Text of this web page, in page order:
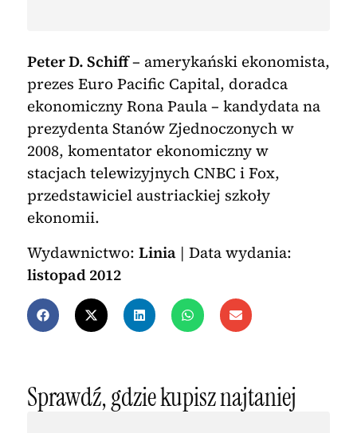
Peter D. Schiff– amerykański ekonomista,
prezes Euro Pacific Capital, doradca
ekonomiczny Rona Paula – kandydata na
prezydenta Stanów Zjednoczonych w
2008, komentator ekonomiczny w
stacjach telewizyjnych CNBC i Fox,
przedstawiciel austriackiej szkoły
ekonomii.
Wydawnictwo: Linia| Data wydania:
listopad 2012
Sprawdź, gdzie kupisz najtaniej